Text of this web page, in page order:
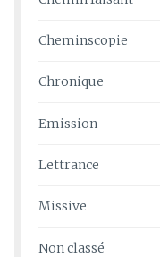
Cheminscopie
Chronique
Emission
Lettrance
Missive
Non classé